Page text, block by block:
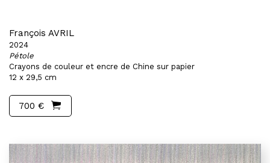
François AVRIL
2024
Pétole
Crayons de couleur et encre de Chine sur papier
12 x 29,5 cm
700 €